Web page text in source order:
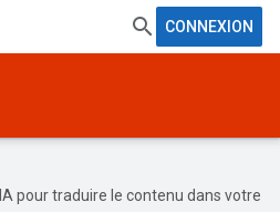
CONNEXION
pour traduire le contenu dans votre